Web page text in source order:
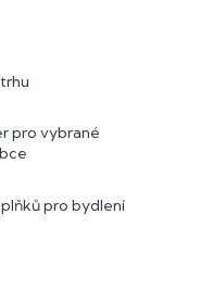
pro vybrané
pro bydlení